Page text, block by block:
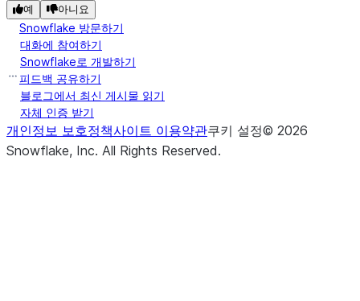
예 아니요
Snowflake 방문하기
대화에 참여하기
Snowflake로 개발하기
피드백 공유하기
블로그에서 최신 게시물 읽기
자체 인증 받기
개인정보 보호정책사이트 이용약관쿠키 설정© 2026
Snowflake, Inc. All Rights Reserved.